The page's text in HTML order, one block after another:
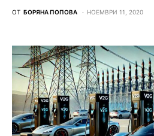
ОТ БОРЯНА ПОПОВА НОЕМВРИ 11, 2020